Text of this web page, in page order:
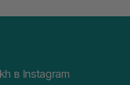
в Instagram